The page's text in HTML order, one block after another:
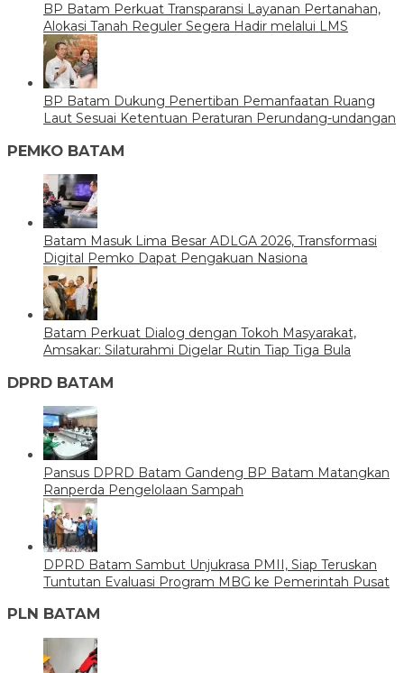
BP Batam Perkuat Transparansi Layanan Pertanahan,
Alokasi Tanah Reguler Segera Hadir melalui LMS
BP Batam Dukung Penertiban Pemanfaatan Ruang
Laut Sesuai Ketentuan Peraturan Perundang-undangan
PEMKO BATAM
Batam Masuk Lima Besar ADLGA 2026, Transformasi
Digital Pemko Dapat Pengakuan Nasiona
Batam Perkuat Dialog dengan Tokoh Masyarakat,
Amsakar: Silaturahmi Digelar Rutin Tiap Tiga Bula
DPRD BATAM
Pansus DPRD Batam Gandeng BP Batam Matangkan
Ranperda Pengelolaan Sampah
DPRD Batam Sambut Unjukrasa PMII, Siap Teruskan
Tuntutan Evaluasi Program MBG ke Pemerintah Pusat
PLN BATAM